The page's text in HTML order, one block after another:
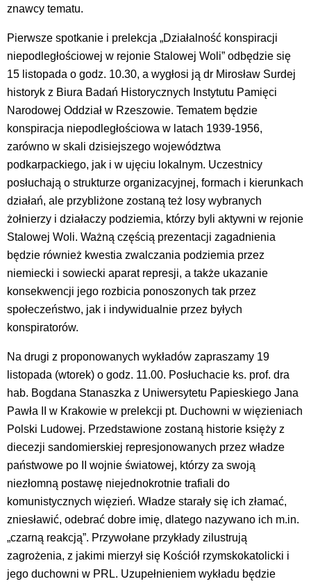
znawcy tematu.
Pierwsze spotkanie i prelekcja „Działalność konspiracji
niepodległościowej w rejonie Stalowej Woli” odbędzie się
15 listopada o godz. 10.30, a wygłosi ją dr Mirosław Surdej
historyk z Biura Badań Historycznych Instytutu Pamięci
Narodowej Oddział w Rzeszowie. Tematem będzie
konspiracja niepodległościowa w latach 1939-1956,
zarówno w skali dzisiejszego województwa
podkarpackiego, jak i w ujęciu lokalnym. Uczestnicy
posłuchają o strukturze organizacyjnej, formach i kierunkach
działań, ale przybliżone zostaną też losy wybranych
żołnierzy i działaczy podziemia, którzy byli aktywni w rejonie
Stalowej Woli. Ważną częścią prezentacji zagadnienia
będzie również kwestia zwalczania podziemia przez
niemiecki i sowiecki aparat represji, a także ukazanie
konsekwencji jego rozbicia ponoszonych tak przez
społeczeństwo, jak i indywidualnie przez byłych
konspiratorów.
Na drugi z proponowanych wykładów zapraszamy 19
listopada (wtorek) o godz. 11.00. Posłuchacie ks. prof. dra
hab. Bogdana Stanaszka z Uniwersytetu Papieskiego Jana
Pawła II w Krakowie w prelekcji pt. Duchowni w więzieniach
Polski Ludowej. Przedstawione zostaną historie księży z
diecezji sandomierskiej represjonowanych przez władze
państwowe po II wojnie światowej, którzy za swoją
niezłomną postawę niejednokrotnie trafiali do
komunistycznych więzień. Władze starały się ich złamać,
zniesławić, odebrać dobre imię, dlatego nazywano ich m.in.
„czarną reakcją”. Przywołane przykłady zilustrują
zagrożenia, z jakimi mierzył się Kościół rzymskokatolicki i
jego duchowni w PRL. Uzupełnieniem wykładu będzie